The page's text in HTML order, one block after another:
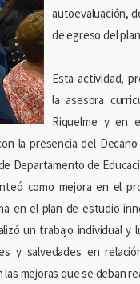
autoevaluación,
de egreso del
Esta actividad,
la asesora
Riquelme y en
la presencia del
Departamento de
como mejora en el
en el plan de estudio
un trabajo individual y
y salvedades en
mejoras que se deban